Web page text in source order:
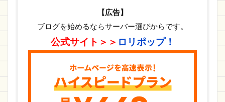
【広告】
ブログを始めるならサーバー選びからです。
公式サイト＞＞ ロリポップ！